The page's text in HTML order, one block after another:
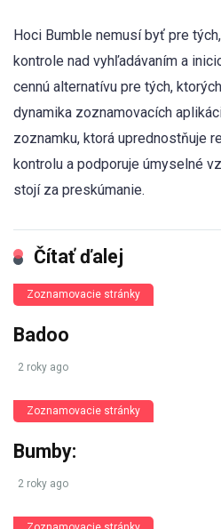
Hoci Bumble nemusí byť pre
kontrole nad vyhľadávaním a
cennú alternatívu pre tých,
dynamika zoznamovacích
zoznamku, ktorá uprednostňuje
kontrolu a podporuje úmyselné
stojí za preskúmanie.
Čítať ďalej
Zoznamovacie stránky
Badoo
2 roky ago
Zoznamovacie stránky
Bumby:
2 roky ago